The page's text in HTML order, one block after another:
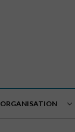
ORGANISATION